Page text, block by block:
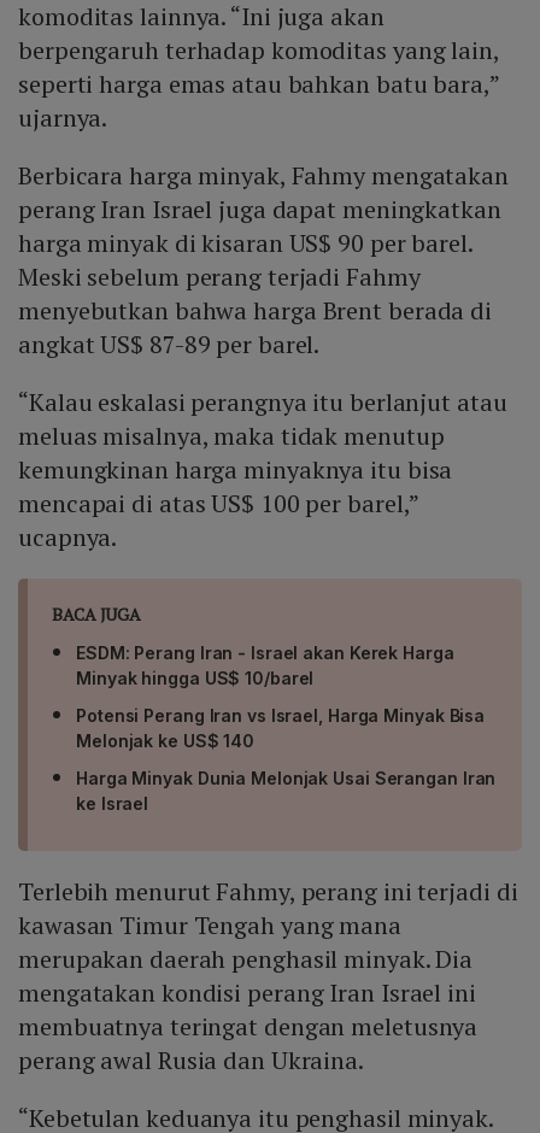
komoditas lainnya. “Ini juga akan
berpengaruh terhadap komoditas yang lain,
seperti harga emas atau bahkan batu bara,”
ujarnya.
Berbicara harga minyak, Fahmy mengatakan
perang Iran Israel juga dapat meningkatkan
harga minyak di kisaran US$ 90 per barel.
Meski sebelum perang terjadi Fahmy
menyebutkan bahwa harga Brent berada di
angkat US$ 87-89 per barel.
“Kalau eskalasi perangnya itu berlanjut atau
meluas misalnya, maka tidak menutup
kemungkinan harga minyaknya itu bisa
mencapai di atas US$ 100 per barel,”
ucapnya.
BACA JUGA
ESDM: Perang Iran - Israel akan Kerek Harga
Minyak hingga US$ 10/barel
Potensi Perang Iran vs Israel, Harga Minyak Bisa
Melonjak ke US$ 140
Harga Minyak Dunia Melonjak Usai Serangan Iran
ke Israel
Terlebih menurut Fahmy, perang ini terjadi di
kawasan Timur Tengah yang mana
merupakan daerah penghasil minyak. Dia
mengatakan kondisi perang Iran Israel ini
membuatnya teringat dengan meletusnya
perang awal Rusia dan Ukraina.
“Kebetulan keduanya itu penghasil minyak.